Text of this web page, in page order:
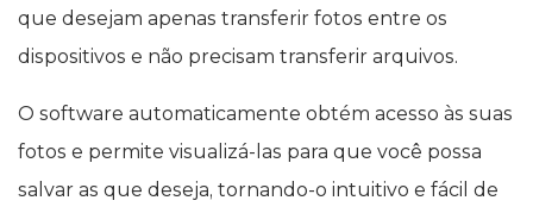
que desejam apenas transferir fotos entre os
dispositivos e não precisam transferir arquivos.
O software automaticamente obtém acesso às suas
fotos e permite visualizá-las para que você possa
salvar as que deseja, tornando-o intuitivo e fácil de